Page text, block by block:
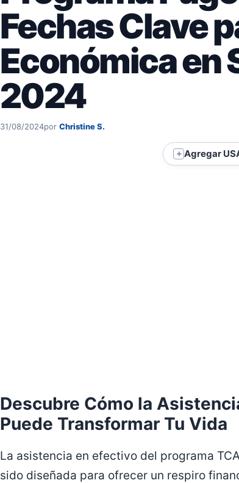
Fechas Clave
Económica en
2024
31/08/2024por Christine S.
＋ Agregar
Descubre Cómo la
Puede Transformar Tu Vida
La asistencia en efectivo del programa
sido diseñada para ofrecer un respiro